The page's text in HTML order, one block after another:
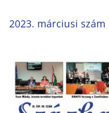
2023. márciusi szám